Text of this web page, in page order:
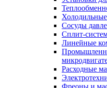
Сосуды
Cплит-
Линейные
Расходные
Фреоны и